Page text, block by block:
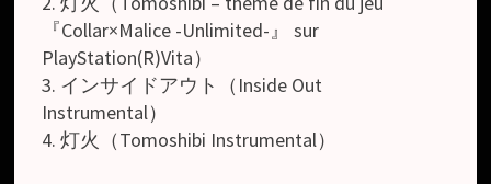
『Collar×Malice -Unlimited-』 sur
PlayStation(R)Vita）
3. インサイドアウト（Inside Out
Instrumental）
4. 灯火（Tomoshibi Instrumental）